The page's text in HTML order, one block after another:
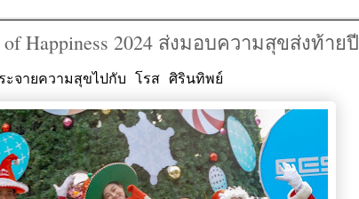
Happiness 2024 ส่งมอบความสุขส่งท้ายปี
จายความสุขไปกับ โรส ศิรินทิพย์